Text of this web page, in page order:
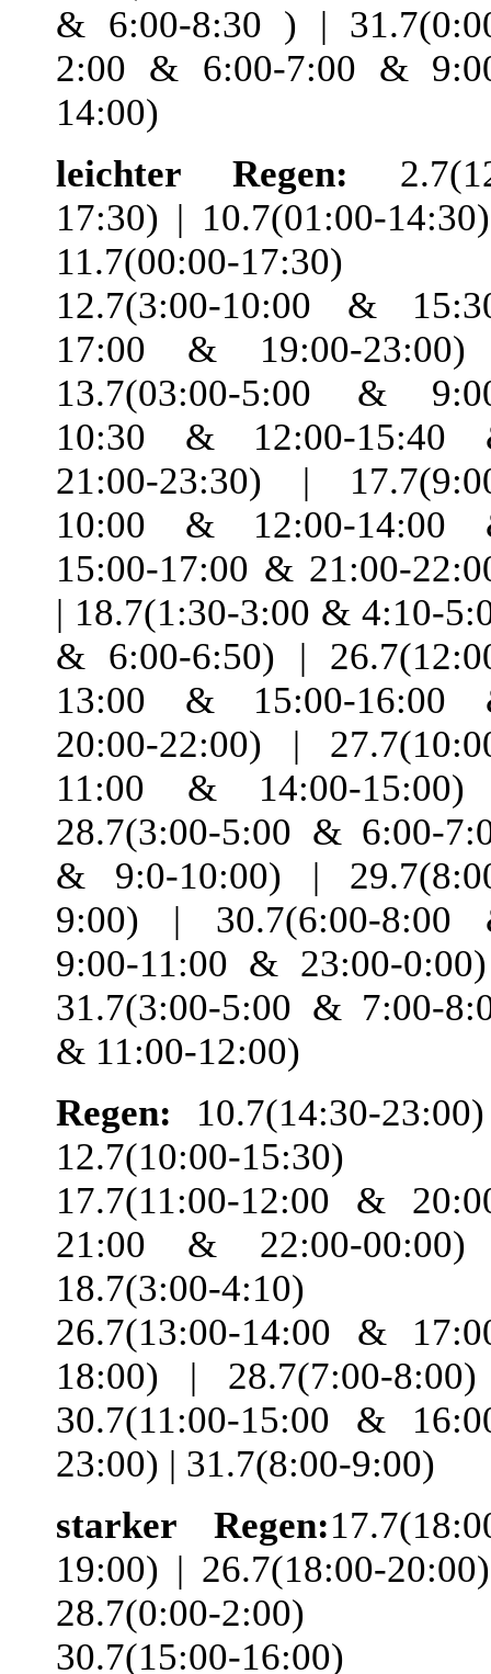
& 6:00-8:30 ) |
2:00 & 6:00-7:00 &
14:00)
leichter Regen:
17:30) | 10.7(01:00-
11.7(00:00-
12.7(3:00-10:00 &
17:00 & 19:00-
13.7(03:00-5:00 &
10:30 & 12:00-15:40
21:00-23:30) |
10:00 & 12:00-14:00
15:00-17:00 & 21:00-
| 18.7(1:30-3:00 & 4:10-
& 6:00-6:50) |
13:00 & 15:00-16:00
20:00-22:00) |
11:00 & 14:00-
28.7(3:00-5:00 & 6:00-
& 9:0-10:00) |
9:00) | 30.7(6:00-8:00
9:00-11:00 & 23:00-
31.7(3:00-5:00 & 7:00-
& 11:00-12:00)
Regen: 10.7(14:30-
12.7(10:00-
17.7(11:00-12:00 &
21:00 & 22:00-
18.7(3:00-4:10)
26.7(13:00-14:00 &
18:00) | 28.7(7:00-
30.7(11:00-15:00 &
23:00) | 31.7(8:00-9:00)
starker Regen:
19:00) | 26.7(18:00-
28.7(0:00-2:00)
30.7(15:00-16:00)